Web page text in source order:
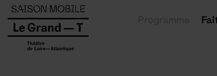
Panneau de gestion des cookies